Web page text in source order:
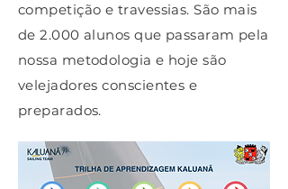
competição e travessias. São mais
de 2.000 alunos que passaram pela
nossa metodologia e hoje são
velejadores conscientes e
preparados.